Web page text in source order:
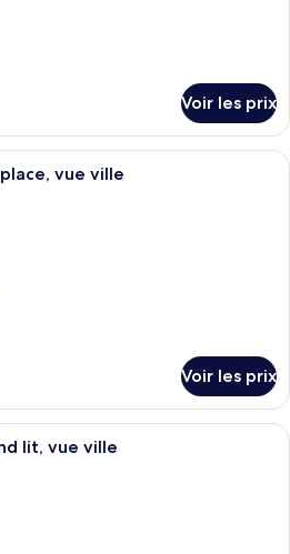
Voir les prix
Une chambre d’hôtel avec deux lits,
vue ville
Voir les prix
Une chambre d’hôtel avec une
lit, vue ville